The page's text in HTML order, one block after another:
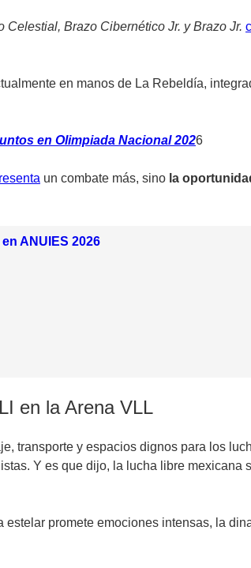
Celestial, Brazo Cibernético Jr. y Brazo Jr.
en manos de La Rebeldía,
en Olimpiada Nacional 2026
un combate más, sino la
ANUIES 2026
en la Arena VLL
transporte y espacios dignos para los
Y es que dijo, la lucha libre mexicana
estelar promete emociones intensas, la